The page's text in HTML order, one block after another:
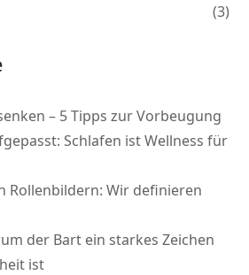
(3)
– 5 Tipps zur Vorbeugung
Schlafen ist Wellness für
Rollenbildern: Wir definieren
der Bart ein starkes Zeichen
ist